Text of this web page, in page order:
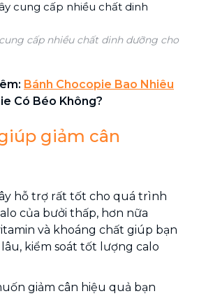
cấp nhiều chất dinh dưỡng cho
Bánh Chocopie Bao Nhiêu
Có Béo Không?
giảm cân
hỗ trợ rất tốt cho quá trình
của bưởi thấp, hơn nữa
và khoáng chất giúp bạn
kiểm soát tốt lượng calo
giảm cân hiệu quả bạn